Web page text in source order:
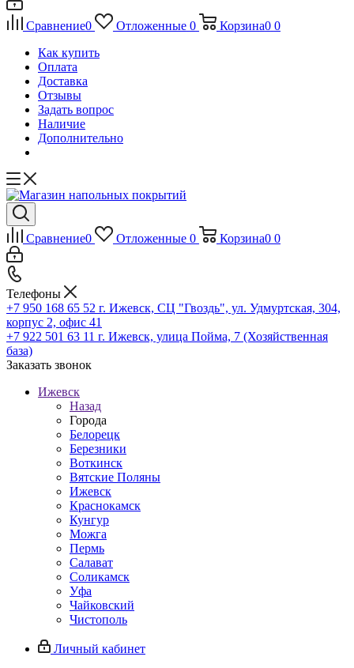
Сравнение0 Отложенные 0 Корзина0 0
Как купить
Оплата
Доставка
Отзывы
Задать вопрос
Наличие
Дополнительно
Сравнение0 Отложенные 0 Корзина0 0
Телефоны
+7 950 168 65 52 г. Ижевск, СЦ "Гвоздь", ул. Удмуртская, 304,
корпус 2, офис 41
+7 922 501 63 11 г. Ижевск, улица Пойма, 7 (Хозяйственная
база)
Заказать звонок
Ижевск
Назад
Города
Белорецк
Березники
Воткинск
Вятские Поляны
Ижевск
Краснокамск
Кунгур
Можга
Пермь
Салават
Соликамск
Уфа
Чайковский
Чистополь
Личный кабинет